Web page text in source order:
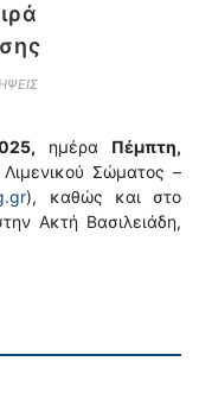
ημέρα Πέμπτη,
Σώματος –
), καθώς και στο
Ακτή Βασιλειάδη,